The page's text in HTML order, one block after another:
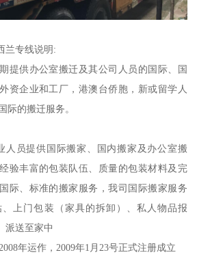
兰专线说明:
提供办公室搬迁及其公司人员的国际、国
资企业和工厂，港澳台侨胞，新或留学人
际的搬迁服务。
人员提供国际搬家、国内搬家及办公室搬
验丰富的包装队伍、质量的包装材料及完
际、标准的搬家服务，我司国际搬家服务
上门包装（家具的拆卸）、私人物品报
派送至家中
年运作，2009年1月23号正式注册成立